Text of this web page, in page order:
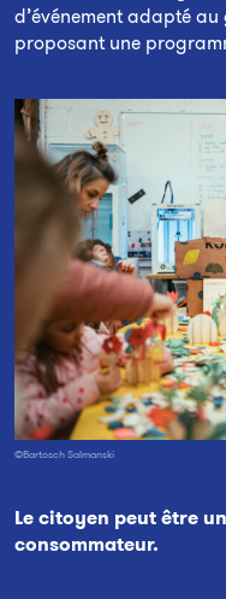
d’événement adapté
proposantune
©Bartosch Salmanski
Le citoyen peut être
consommateur.